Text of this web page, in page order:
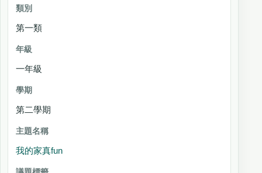
第一類
一年級
第二學期
我的家真fun